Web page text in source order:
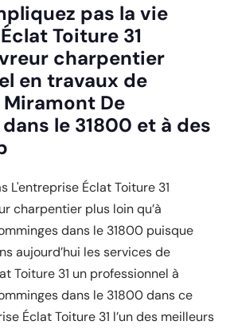
pas la vie
Toiture 31
charpentier
en travaux de
De
le 31800 et à des
L'entreprise Éclat Toiture 31
charpentier plus loin qu’à
dans le 31800 puisque
aujourd’hui les services de
Toiture 31 un professionnel à
dans le 31800 dans ce
Éclat Toiture 31 l’un des meilleurs